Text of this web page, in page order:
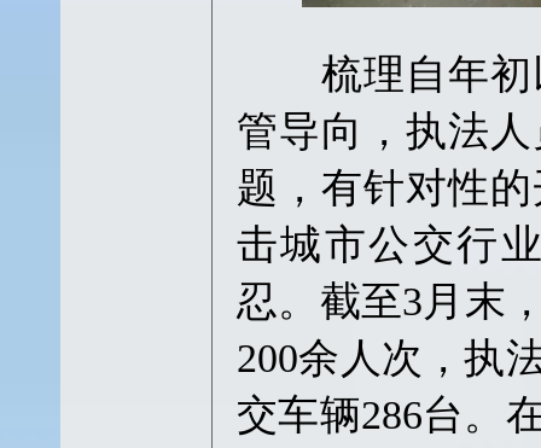
梳理自年初
管导向，执法
题，有针对性
击城市公交行
忍。截至3月末
200余人次，执
交车辆286台。